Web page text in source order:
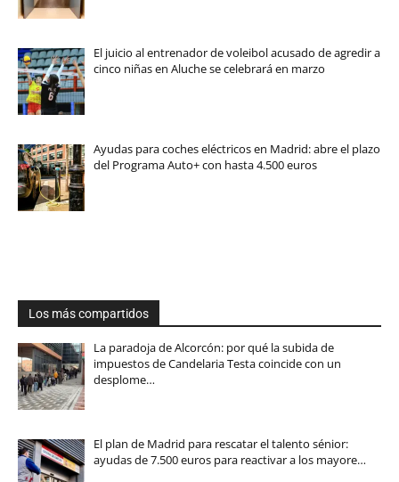
El juicio al entrenador de voleibol acusado de agredir a
cinco niñas en Aluche se celebrará en marzo
Ayudas para coches eléctricos en Madrid: abre el plazo
del Programa Auto+ con hasta 4.500 euros
Los más compartidos
La paradoja de Alcorcón: por qué la subida de
impuestos de Candelaria Testa coincide con un
desplome…
El plan de Madrid para rescatar el talento sénior:
ayudas de 7.500 euros para reactivar a los mayore…